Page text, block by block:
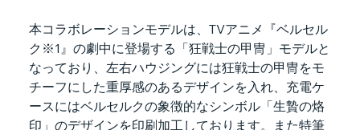
本コラボレーションモデルは、TVアニメ『ベルセル
ク※1』の劇中に登場する「狂戦士の甲冑」モデルと
なっており、左右ハウジングには狂戦士の甲冑をモ
チーフにした重厚感のあるデザインを入れ、充電ケ
ースにはベルセルクの象徴的なシンボル「生贄の烙
印」のデザインを印刷加工しております。また特筆